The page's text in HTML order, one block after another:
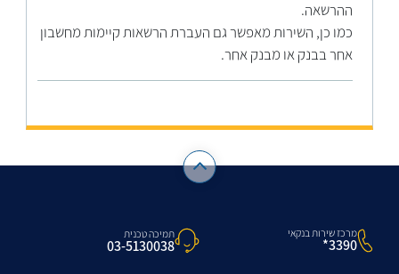
ההרשאה.
כמו כן, השירות מאפשר גם העברת הרשאות קיימות מחשבון
אחר בבנק או מבנק אחר.
מרכז שירות בנקאי
3390*
תמיכה טכנית
03-5130038